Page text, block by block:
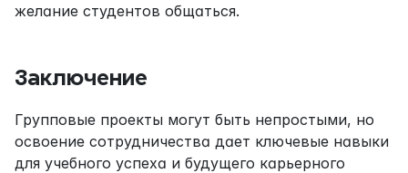
желание студентов общаться.
Заключение
Групповые проекты могут быть непростыми, но
освоение сотрудничества дает ключевые навыки
для учебного успеха и будущего карьерного